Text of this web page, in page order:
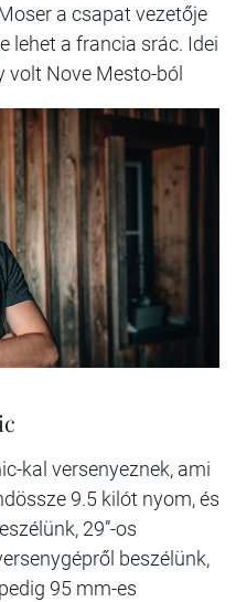
a csapat vezetője
lehet a francia srác. Idei
volt Nove Mesto-ból
kal versenyeznek, ami
9.5 kilót nyom, és
29”-os
beszélünk,
95 mm-es